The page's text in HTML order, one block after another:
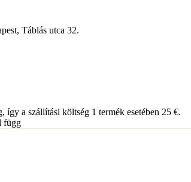
Táblás utca 32.
, így a szállítási költség 1 termék esetében 25 €.
függ